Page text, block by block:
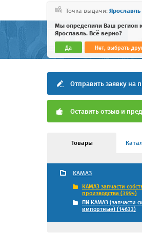
Точка выдачи: Ярославль
Мы определили Ваш регион
Ярославль. Всё верно?
Да Нет, выбрать
Отправить заявку на
Оставить отзыв и
Товары
КАМАЗ
КАМАЗ запчасти
производства (3994)
ПИ КАМАЗ (запчасти
импортные) (14633)